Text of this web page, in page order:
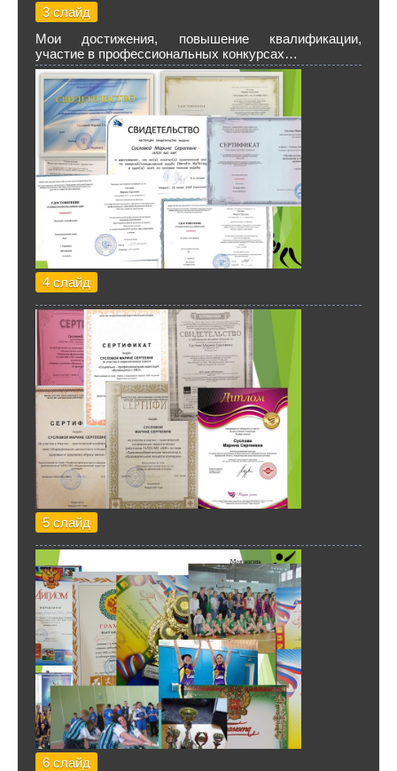
3 слайд
Мои достижения, повышение квалификации,
участие в профессиональных конкурсах…
4 слайд
5 слайд
6 слайд